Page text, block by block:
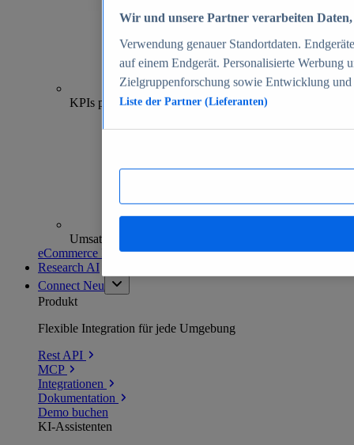
70+
KPIs pro Shop
Umsatzanalysen und -prognosen
eCommerce Insights entdecken
Research AI
Connect Neu
Produkt
Flexible Integration für jede Umgebung
Rest API
MCP
Integrationen
Dokumentation
Demo buchen
KI-Assistenten
Wir und unsere Partner verarbeiten
Verwendung genauer Standortdaten.
auf einem Endgerät. Personalisierte Werbung
Zielgruppenforschung sowie Entwicklung
Liste der Partner (Lieferanten)